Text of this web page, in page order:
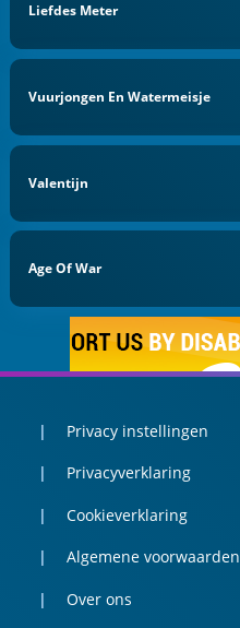
Liefdes Meter
Vuurjongen En Watermeisje
Valentijn
Age Of War
Privacy instellingen
Privacyverklaring
Cookieverklaring
Algemene voorwaarden
Over ons